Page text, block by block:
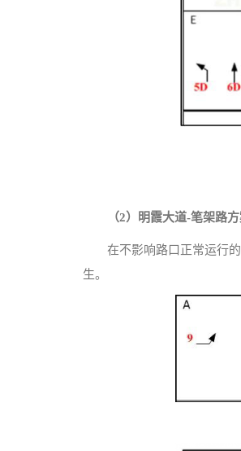
（2）明霞大道-笔架路方
在不影响路口正常运行
生。